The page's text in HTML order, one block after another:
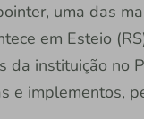
uma das
em Esteio
da instituição no
e implementos,